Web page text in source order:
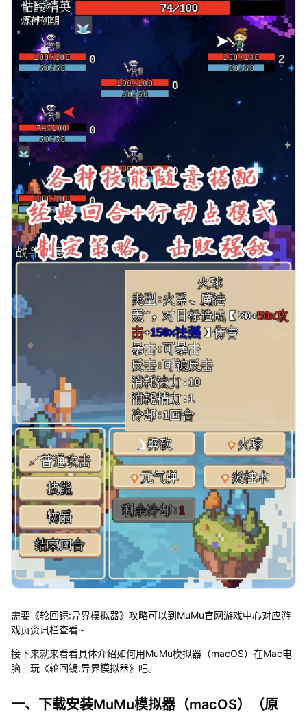
需要《轮回镜:异界模拟器》攻略可以到MuMu官网游戏中心对应游
戏页资讯栏查看~
接下来就来看看具体介绍如何用MuMu模拟器（macOS）在Mac电
脑上玩《轮回镜:异界模拟器》吧。
一、下载安装MuMu模拟器（macOS）（原